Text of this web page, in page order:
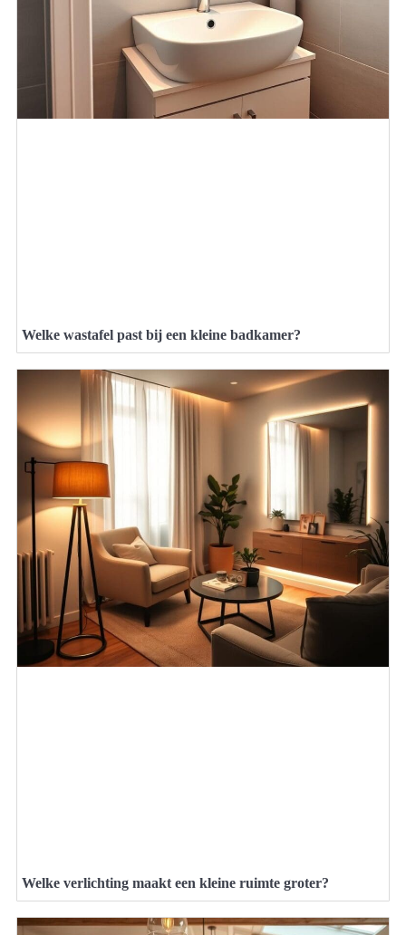
Welke wastafel past bij een kleine badkamer?
Welke verlichting maakt een kleine ruimte groter?